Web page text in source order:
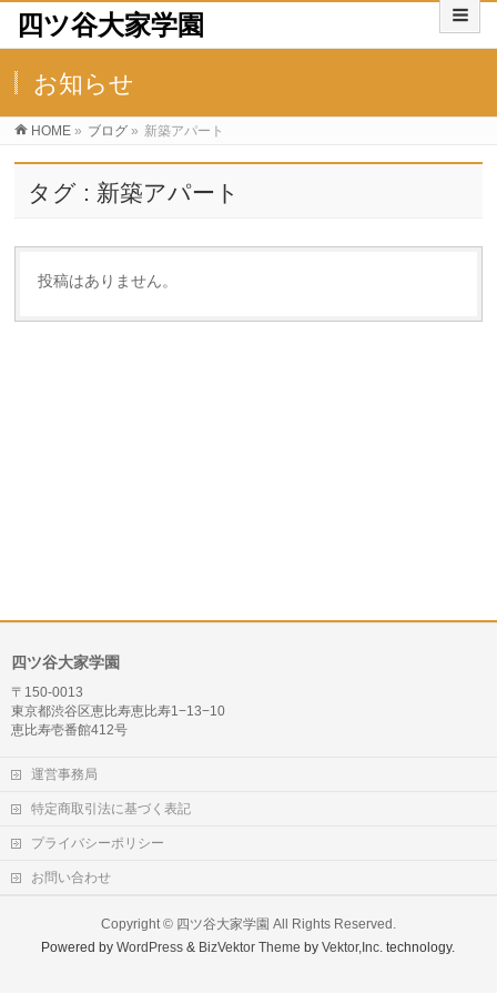
四ツ谷大家学園
お知らせ
HOME » ブログ » 新築アパート
タグ : 新築アパート
投稿はありません。
四ツ谷大家学園
〒150-0013
東京都渋谷区恵比寿恵比寿1−13−10
恵比寿壱番館412号
運営事務局
特定商取引法に基づく表記
プライバシーポリシー
お問い合わせ
Copyright © 四ツ谷大家学園 All Rights Reserved.
Powered byWordPress & BizVektor Theme byVektor,Inc. technology.